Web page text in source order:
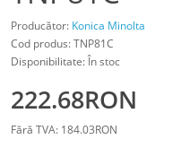
Producător: Konica Minolta
Cod produs: TNP81C
Disponibilitate: În stoc
222.68RON
Fără TVA: 184.03RON